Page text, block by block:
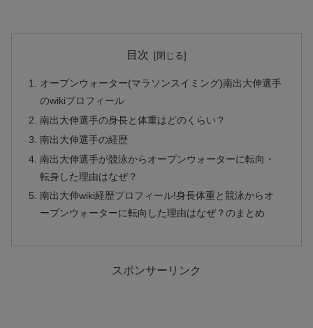
目次
オープンウォーター(マラソンスイミング)南出大伸選手
のwikiプロフィール
南出大伸選手の身長と体重はどのくらい？
南出大伸選手の経歴
南出大伸選手が競泳からオープンウォーターに転向・
転身した理由はなぜ？
南出大伸wiki経歴プロフィール!身長体重と競泳からオ
ープンウォーターに転向した理由はなぜ？のまとめ
スポンサーリンク